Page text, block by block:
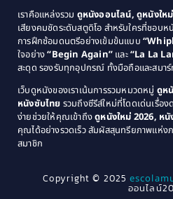
Coming of Age ก้า
Coming-of-
Community
Crime อาชญากร
Cult Film
1979
1976
1974
1971
1969
1964
1940
เราคือแหล่งรวม ดูหนังออนไลน์, ดูหนังให
เสียงคมชัดระดับสตูดิโอ สำหรับใครที่ชอบ
การฝึกซ้อมดนตรีอย่างเข้มข้นแบบ
ใจอย่าง“Begin Again” และ“La La
สะดุด รองรับทุกอุปกรณ์ ทั้งมือถือและสมา
เว็บดูหนังของเราเน้นการรวมหมวดหมู่ ดูห
หนังซับไทย รวมถึงซีรีส์ใหม่ที่โดดเด่นเรื่อ
ง่ายช่วยให้คุณเข้าถึงดูหนังใหม่ 2026, หนั
คุณได้อย่างรวดเร็ว สัมผัสสุนทรียภาพแห่ง
สมาชิก
Copyright © 2025
ออนไลน์